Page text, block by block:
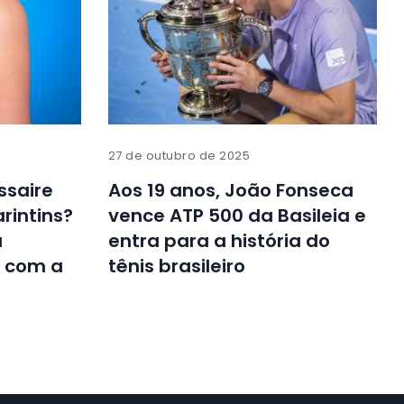
a
27 de outubro de 2025
Aos 19 anos, João Fonseca
vence ATP 500 da Basileia e
entra para a história do
tênis brasileiro